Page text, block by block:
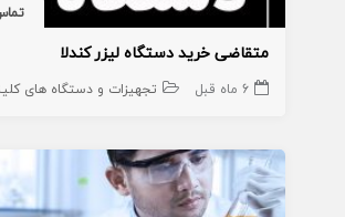
متقاضی خرید دستگاه لیزر کندلا
6 ماه قبل تجهیزات و دستگاه های